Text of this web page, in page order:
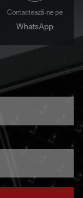
Contactează-ne pe
WhatsApp